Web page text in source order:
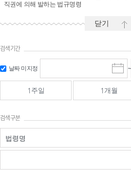
직권에 의해 발하는 법규명령
닫기
검색기간
날짜 미지정
시
작
일
선
~
1주일 1개월
검색구분
법령명